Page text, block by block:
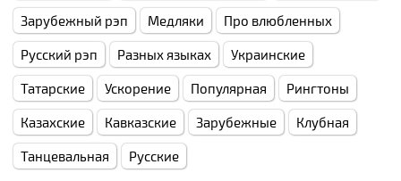
Зарубежный рэп Медляки Про влюбленных
Русский рэп Разных языках Украинские
Татарские Ускорение Популярная Рингтоны
Казахские Кавказские Зарубежные Клубная
Танцевальная Русские